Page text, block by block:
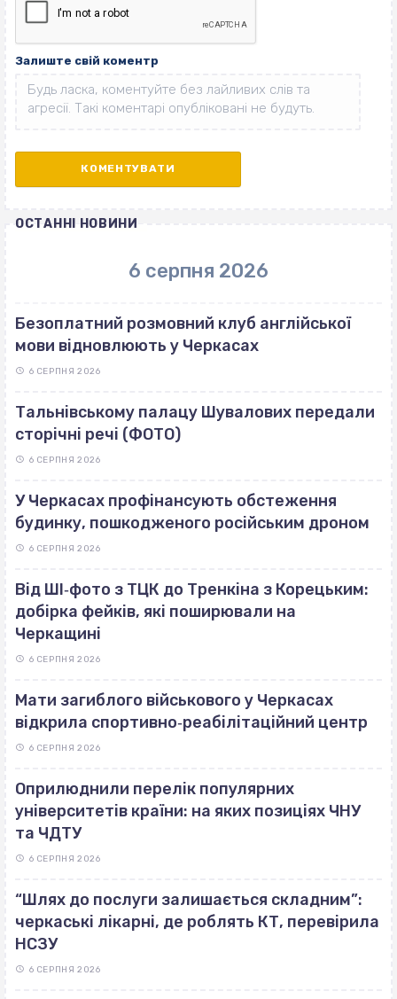
Залиште свій коментр
ОСТАННІ НОВИНИ
6 серпня 2026
Безоплатний розмовний клуб англійської
мови відновлюють у Черкасах
6 СЕРПНЯ 2026
Тальнівському палацу Шувалових передали
сторічні речі (ФОТО)
6 СЕРПНЯ 2026
У Черкасах профінансують обстеження
будинку, пошкодженого російським дроном
6 СЕРПНЯ 2026
Від ШІ‐фото з ТЦК до Тренкіна з Корецьким:
добірка фейків, які поширювали на
Черкащині
6 СЕРПНЯ 2026
Мати загиблого військового у Черкасах
відкрила спортивно‐реабілітаційний центр
6 СЕРПНЯ 2026
Оприлюднили перелік популярних
університетів країни: на яких позиціях ЧНУ
та ЧДТУ
6 СЕРПНЯ 2026
“Шлях до послуги залишається складним”:
черкаські лікарні, де роблять КТ, перевірила
НСЗУ
6 СЕРПНЯ 2026